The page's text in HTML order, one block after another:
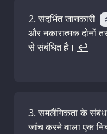
संदर्भित जानकारी
और नकारात्मक दोनों
से संबंधित है। ↩
समलैंगिकता के संबंध
जांच करने वाला एक